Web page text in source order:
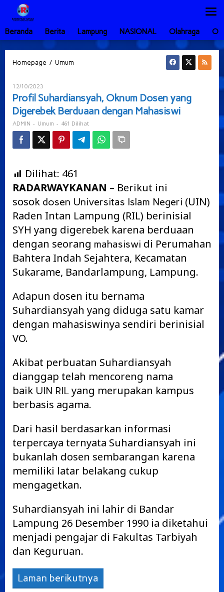
Lewati
konten
Beranda
Berita Lampung NASIONAL Olahraga
Homepage / Umum
yang
Digerebek
dengan
Mahasiswi
12/10/2023
ADMIN
Profil Suhardiansyah, Oknum Dosen yang
Digerebek Berduaan dengan Mahasiswi
ADMIN - Umum - 461 Dilihat
Dilihat: 461
RADARWAYKANAN – Berikut ini
sosok dosen Universitas Islam Negeri (UIN)
Raden Intan Lampung (RIL) berinisial
SYH yang digerebek karena berduaan
dengan seorang mahasiswi di Perumahan
Bahtera Indah Sejahtera, Kecamatan
Sukarame, Bandarlampung, Lampung.
Adapun dosen itu bernama
Suhardiansyah yang diduga satu kamar
dengan mahasiswinya sendiri berinisial
VO.
Akibat perbuatan Suhardiansyah
dianggap telah mencoreng nama
baik UIN RIL yang merupakan kampus
berbasis agama.
Dari hasil berdasarkan informasi
terpercaya ternyata Suhardiansyah ini
bukanlah dosen sembarangan karena
memiliki latar belakang cukup
mengagetkan.
Suhardiansyah ini lahir di Bandar
Lampung 26 Desember 1990 ia diketahui
menjadi pengajar di Fakultas Tarbiyah
dan Keguruan.
Laman berikutnya